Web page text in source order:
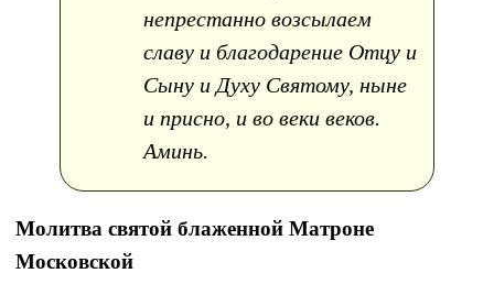
непрестанно возсылаем
славу и благодарение Отцу и
Сыну и Духу Святому, ныне
и присно, и во веки веков.
Аминь.
Молитва святой блаженной Матроне
Московской